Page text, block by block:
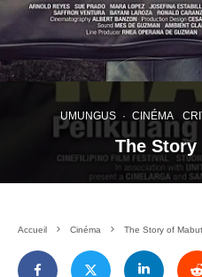
UMUNGUS · CINÉMA
The
Accueil Cinéma The Story of